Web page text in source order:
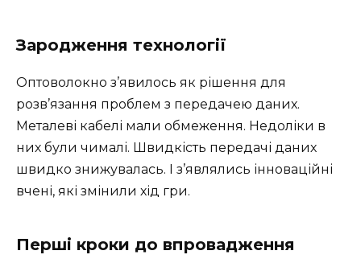
Зародження технології
Оптоволокно з’явилось як рішення для
розв’язання проблем з передачею даних.
Металеві кабелі мали обмеження. Недоліки в
них були чималі. Швидкість передачі даних
швидко знижувалась. І з’являлись інноваційні
вчені, які змінили хід гри.
Перші кроки до впровадження